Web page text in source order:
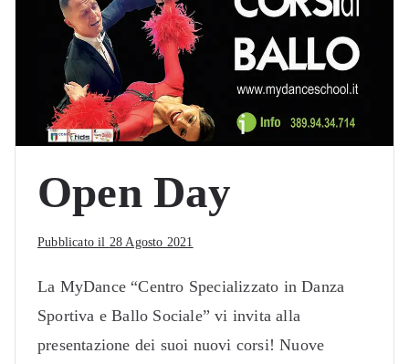
Open Day
Pubblicato il 28 Agosto 2021
La MyDance “Centro Specializzato in Danza
Sportiva e Ballo Sociale” vi invita alla
presentazione dei suoi nuovi corsi! Nuove